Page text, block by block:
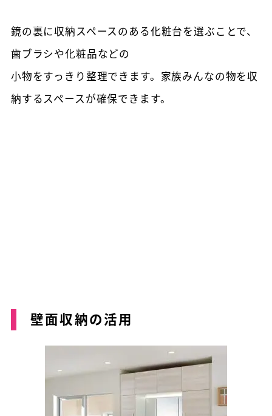
鏡の裏に収納スペースのある化粧台を選ぶことで、
歯ブラシや化粧品などの
小物をすっきり整理できます。家族みんなの物を収
納するスペースが確保できます。
壁面収納の活用